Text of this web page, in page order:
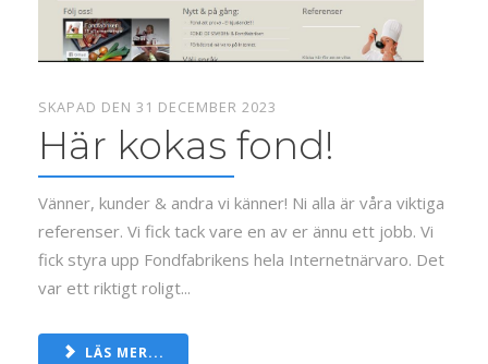
SKAPAD DEN 31 DECEMBER 2023
Här kokas fond!
Vänner, kunder & andra vi känner! Ni alla är våra viktiga
referenser. Vi fick tack vare en av er ännu ett jobb. Vi
fick styra upp Fondfabrikens hela Internetnärvaro. Det
var ett riktigt roligt...
LÄS MER...